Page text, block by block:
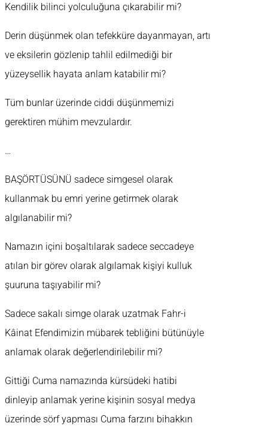
Kendilik bilinci yolculuğuna çıkarabilir mi?
Derin düşünmek olan tefekküre dayanmayan, artı
ve eksilerin gözlenip tahlil edilmediği bir
yüzeysellik hayata anlam katabilir mi?
Tüm bunlar üzerinde ciddi düşünmemizi
gerektiren mühim mevzulardır.
…
BAŞÖRTÜSÜNÜ sadece simgesel olarak
kullanmak bu emri yerine getirmek olarak
algılanabilir mi?
Namazın içini boşaltılarak sadece seccadeye
atılan bir görev olarak algılamak kişiyi kulluk
şuuruna taşıyabilir mi?
Sadece sakalı simge olarak uzatmak Fahr-i
Kâinat Efendimizin mübarek tebliğini bütünüyle
anlamak olarak değerlendirilebilir mi?
Gittiği Cuma namazında kürsüdeki hatibi
dinleyip anlamak yerine kişinin sosyal medya
üzerinde sörf yapması Cuma farzını bihakkın